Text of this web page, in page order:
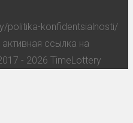
politika-konfidentsialnosti/
ссылка на
- 2026 TimeLottery